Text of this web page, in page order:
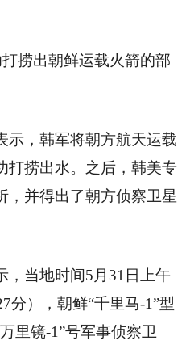
捞出朝鲜运载火箭的部
示，韩军将朝方航天运载
打捞出水。之后，韩美专
，并得出了朝方侦察卫星
，当地时间5月31日上午
分），朝鲜“千里马-1”型
里镜-1”号军事侦察卫